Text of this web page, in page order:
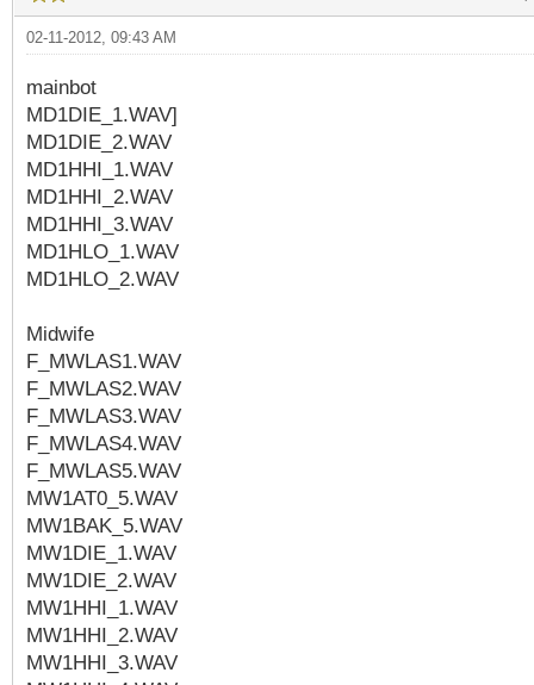
02-11-2012, 09:43 AM
mainbot
MD1DIE_1.WAV]
MD1DIE_2.WAV
MD1HHI_1.WAV
MD1HHI_2.WAV
MD1HHI_3.WAV
MD1HLO_1.WAV
MD1HLO_2.WAV
Midwife
F_MWLAS1.WAV
F_MWLAS2.WAV
F_MWLAS3.WAV
F_MWLAS4.WAV
F_MWLAS5.WAV
MW1AT0_5.WAV
MW1BAK_5.WAV
MW1DIE_1.WAV
MW1DIE_2.WAV
MW1HHI_1.WAV
MW1HHI_2.WAV
MW1HHI_3.WAV